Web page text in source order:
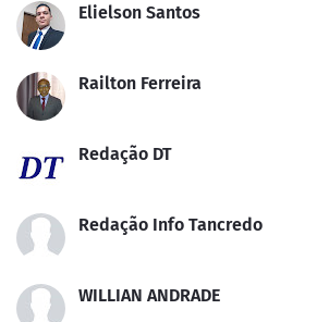
Elielson Santos
Railton Ferreira
Redação DT
Redação Info Tancredo
WILLIAN ANDRADE